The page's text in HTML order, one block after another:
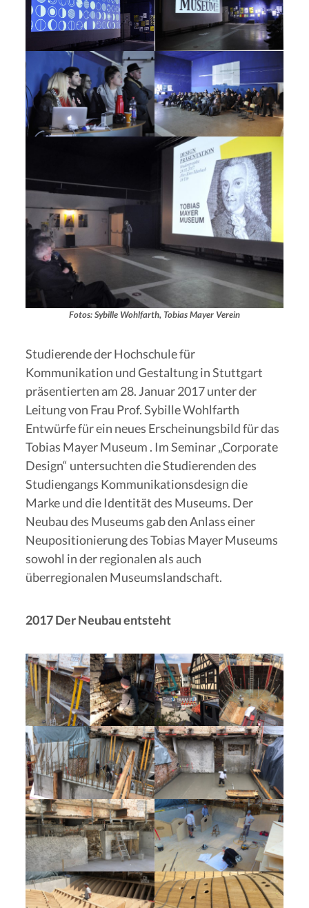
Fotos: Sybille Wohlfarth, Tobias Mayer Verein
Studierende der Hochschule für
Kommunikation und Gestaltung in Stuttgart
präsentierten am 28. Januar 2017 unter der
Leitung von Frau Prof. Sybille Wohlfarth
Entwürfe für ein neues Erscheinungsbild für das
Tobias Mayer Museum . Im Seminar „Corporate
Design“ untersuchten die Studierenden des
Studiengangs Kommunikationsdesign die
Marke und die Identität des Museums. Der
Neubau des Museums gab den Anlass einer
Neupositionierung des Tobias Mayer Museums
sowohl in der regionalen als auch
überregionalen Museumslandschaft.
2017 Der Neubau entsteht